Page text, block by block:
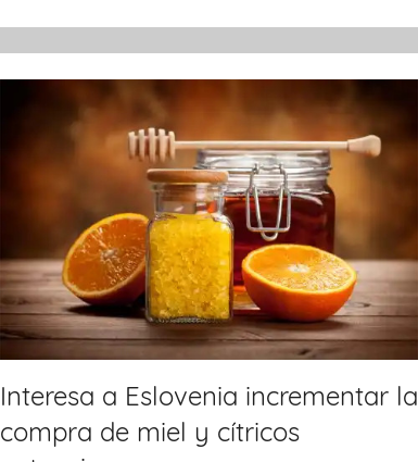
k
Interesa a Eslovenia incrementar la
compra de miel y cítricos